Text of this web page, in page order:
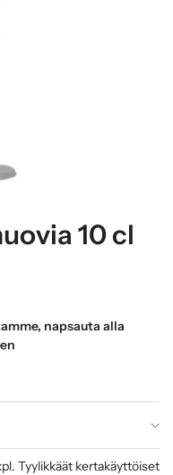
10 cl
napsauta alla
Tyylikkäät kertakäyttöiset